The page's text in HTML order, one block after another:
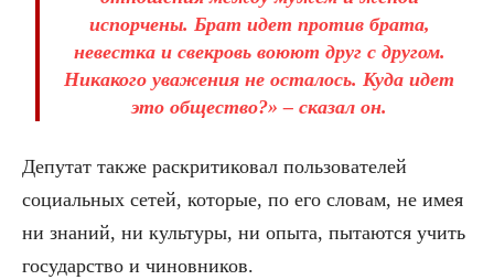
испорчены. Брат идет против брата,
невестка и свекровь воюют друг с другом.
Никакого уважения не осталось. Куда идет
это общество?» – сказал он.
Депутат также раскритиковал пользователей
социальных сетей, которые, по его словам, не имея
ни знаний, ни культуры, ни опыта, пытаются учить
государство и чиновников.